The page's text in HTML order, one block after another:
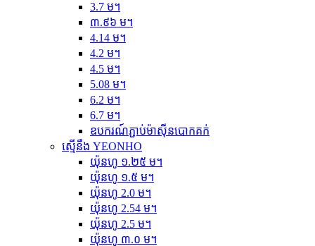
3.7 ម។
៣.៩៦ ម។
4.14 ម។
4.2 ម។
4.5 ម។
5.08 ម។
6.2 ម។
6.7 ម។
ឧបករណ៍ភ្ជាប់ម៉ាស៊ីនបោកគក់
ស្មើនឹង YEONHO
យ៉ុនហូ ១.២៥ ម។
យ៉ុនហូ ១.៥ ម។
យ៉ុនហូ 2.0 ម។
យ៉ុនហូ 2.54 ម។
យ៉ុនហូ 2.5 ម។
យ៉ុនហូ ៣.០ ម។